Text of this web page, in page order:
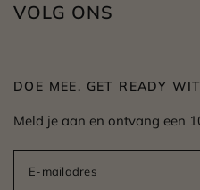
VOLG ONS
DOE MEE. GET READY
Meld je aan en ontvang een
E-mailadres